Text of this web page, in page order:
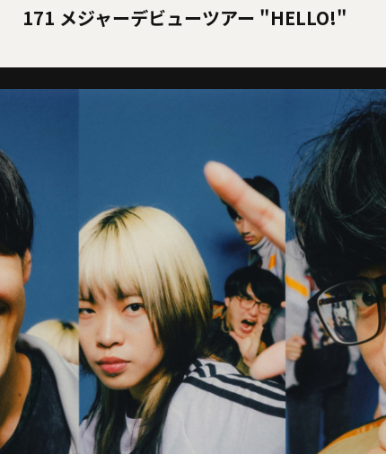
171 メジャーデビューツアー "HELLO!"